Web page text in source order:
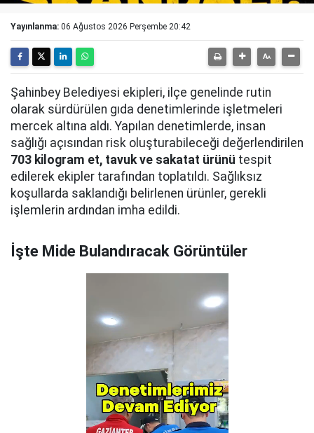
Yayınlanma: 06 Ağustos 2026 Perşembe 20:42
Şahinbey Belediyesi ekipleri, ilçe genelinde rutin
olarak sürdürülen gıda denetimlerinde işletmeleri
mercek altına aldı. Yapılan denetimlerde, insan
sağlığı açısından risk oluşturabileceği değerlendirilen
703 kilogram et, tavuk ve sakatat ürünü tespit
edilerek ekipler tarafından toplatıldı. Sağlıksız
koşullarda saklandığı belirlenen ürünler, gerekli
işlemlerin ardından imha edildi.
İşte Mide Bulandıracak Görüntüler